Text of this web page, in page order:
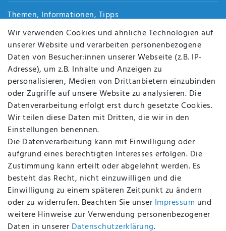
Themen, Informationen, Tipps
Jobs
Über uns
Kontakt
Datenschutz
AGB
FAQ
Batterieentsorgung
Altölverordnung
Impressum
BEQUEM UND SICHER BEZAHLEN MIT
BEI UNS SIND SIE SICHER!
Wir verwenden Cookies und ähnliche Technologien auf
unserer Website und verarbeiten personenbezogene
Daten von Besucher:innen unserer Webseite (z.B. IP-
Adresse), um z.B. Inhalte und Anzeigen zu
personalisieren, Medien von Drittanbietern einzubinden
oder Zugriffe auf unsere Website zu analysieren. Die
Datenverarbeitung erfolgt erst durch gesetzte Cookies.
Wir teilen diese Daten mit Dritten, die wir in den
Einstellungen benennen.
Die Datenverarbeitung kann mit Einwilligung oder
aufgrund eines berechtigten Interesses erfolgen. Die
Zustimmung kann erteilt oder abgelehnt werden. Es
besteht das Recht, nicht einzuwilligen und die
Einwilligung zu einem späteren Zeitpunkt zu ändern
oder zu widerrufen. Beachten Sie unser Impressum und
weitere Hinweise zur Verwendung personenbezogener
Daten in unserer Daten­schutz­erklärung.